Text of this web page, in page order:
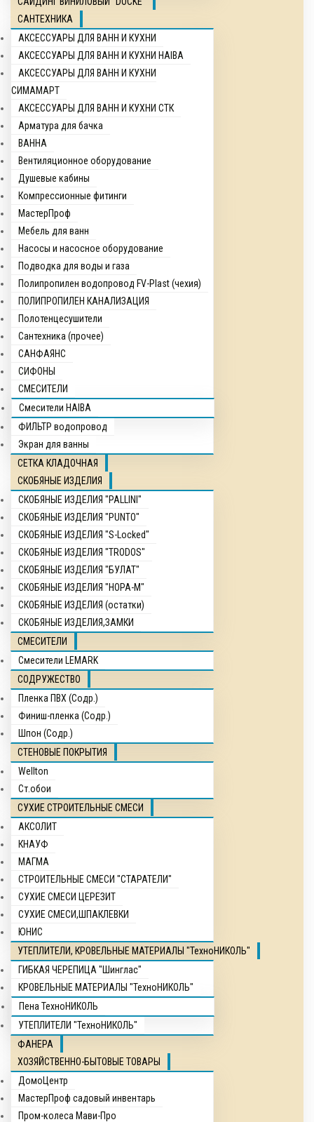
САНТЕХНИКА
АКСЕССУАРЫ ДЛЯ ВАНН И КУХНИ
АКСЕССУАРЫ ДЛЯ ВАНН И КУХНИ HAIBA
АКСЕССУАРЫ ДЛЯ ВАНН И КУХНИ
СИМАМАРТ
АКСЕССУАРЫ ДЛЯ ВАНН И КУХНИ СТК
Арматура для бачка
ВАННА
Вентиляционное оборудование
Душевые кабины
Компрессионные фитинги
МастерПроф
Мебель для ванн
Насосы и насосное оборудование
Подводка для воды и газа
Полипропилен водопровод FV-Plast (чехия)
ПОЛИПРОПИЛЕН КАНАЛИЗАЦИЯ
Полотенцесушители
Сантехника (прочее)
САНФАЯНС
СИФОНЫ
СМЕСИТЕЛИ
Смесители HAIBA
ФИЛЬТР водопровод
Экран для ванны
СЕТКА КЛАДОЧНАЯ
СКОБЯНЫЕ ИЗДЕЛИЯ
СКОБЯНЫЕ ИЗДЕЛИЯ "PALLINI"
СКОБЯНЫЕ ИЗДЕЛИЯ "PUNTO"
СКОБЯНЫЕ ИЗДЕЛИЯ "S-Locked"
СКОБЯНЫЕ ИЗДЕЛИЯ "TRODOS"
СКОБЯНЫЕ ИЗДЕЛИЯ "БУЛАТ"
СКОБЯНЫЕ ИЗДЕЛИЯ "НОРА-М"
СКОБЯНЫЕ ИЗДЕЛИЯ (остатки)
СКОБЯНЫЕ ИЗДЕЛИЯ,ЗАМКИ
СМЕСИТЕЛИ
Смесители LEMARK
СОДРУЖЕСТВО
Пленка ПВХ (Содр.)
Финиш-пленка (Содр.)
Шпон (Содр.)
СТЕНОВЫЕ ПОКРЫТИЯ
Wellton
Ст.обои
СУХИЕ СТРОИТЕЛЬНЫЕ СМЕСИ
АКСОЛИТ
КНАУФ
МАГМА
СТРОИТЕЛЬНЫЕ СМЕСИ "СТАРАТЕЛИ"
СУХИЕ СМЕСИ ЦЕРЕЗИТ
СУХИЕ СМЕСИ,ШПАКЛЕВКИ
ЮНИС
УТЕПЛИТЕЛИ, КРОВЕЛЬНЫЕ МАТЕРИАЛЫ "ТехноНИКОЛЬ"
ГИБКАЯ ЧЕРЕПИЦА "Шинглас"
КРОВЕЛЬНЫЕ МАТЕРИАЛЫ "ТехноНИКОЛЬ"
Пена ТехноНИКОЛЬ
УТЕПЛИТЕЛИ "ТехноНИКОЛЬ"
ФАНЕРА
ХОЗЯЙСТВЕННО-БЫТОВЫЕ ТОВАРЫ
ДомоЦентр
МастерПроф садовый инвентарь
Пром-колеса Мави-Про